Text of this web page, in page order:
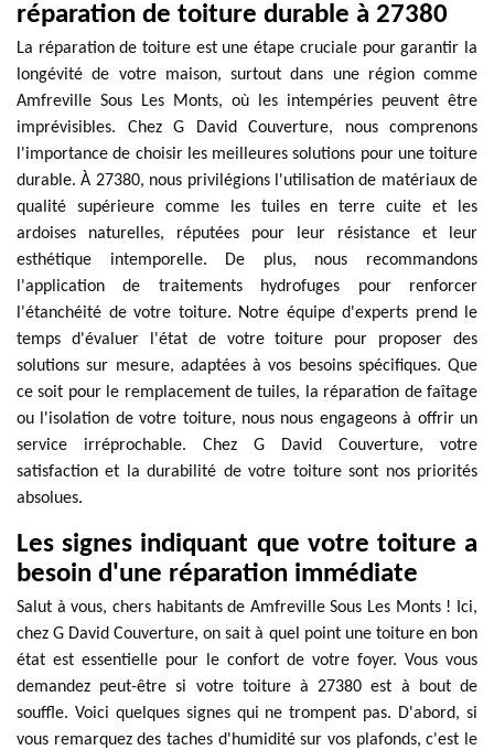
réparation de toiture durable à 27380
La réparation de toiture est une étape cruciale pour garantir la
longévité de votre maison, surtout dans une région comme
Amfreville Sous Les Monts, où les intempéries peuvent être
imprévisibles. Chez G David Couverture, nous comprenons
l'importance de choisir les meilleures solutions pour une toiture
durable. À 27380, nous privilégions l'utilisation de matériaux de
qualité supérieure comme les tuiles en terre cuite et les
ardoises naturelles, réputées pour leur résistance et leur
esthétique intemporelle. De plus, nous recommandons
l'application de traitements hydrofuges pour renforcer
l'étanchéité de votre toiture. Notre équipe d'experts prend le
temps d'évaluer l'état de votre toiture pour proposer des
solutions sur mesure, adaptées à vos besoins spécifiques. Que
ce soit pour le remplacement de tuiles, la réparation de faîtage
ou l'isolation de votre toiture, nous nous engageons à offrir un
service irréprochable. Chez G David Couverture, votre
satisfaction et la durabilité de votre toiture sont nos priorités
absolues.
Les signes indiquant que votre toiture a
besoin d'une réparation immédiate
Salut à vous, chers habitants de Amfreville Sous Les Monts ! Ici,
chez G David Couverture, on sait à quel point une toiture en bon
état est essentielle pour le confort de votre foyer. Vous vous
demandez peut-être si votre toiture à 27380 est à bout de
souffle. Voici quelques signes qui ne trompent pas. D'abord, si
vous remarquez des taches d'humidité sur vos plafonds, c'est le